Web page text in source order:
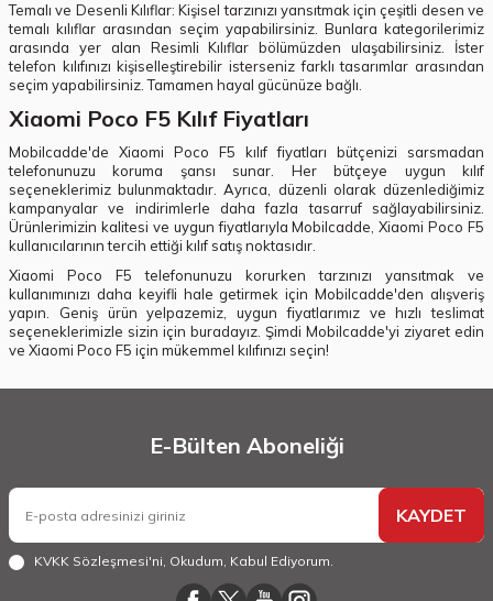
Temalı ve Desenli Kılıflar: Kişisel tarzınızı yansıtmak için çeşitli desen ve
temalı kılıflar arasından seçim yapabilirsiniz. Bunlara kategorilerimiz
arasında yer alan Resimli Kılıflar bölümüzden ulaşabilirsiniz. İster
telefon kılıfınızı kişiselleştirebilir isterseniz farklı tasarımlar arasından
seçim yapabilirsiniz. Tamamen hayal gücünüze bağlı.
Xiaomi Poco F5 Kılıf Fiyatları
Mobilcadde'de Xiaomi Poco F5 kılıf fiyatları bütçenizi sarsmadan
telefonunuzu koruma şansı sunar. Her bütçeye uygun kılıf
seçeneklerimiz bulunmaktadır. Ayrıca, düzenli olarak düzenlediğimiz
kampanyalar ve indirimlerle daha fazla tasarruf sağlayabilirsiniz.
Ürünlerimizin kalitesi ve uygun fiyatlarıyla Mobilcadde, Xiaomi Poco F5
kullanıcılarının tercih ettiği kılıf satış noktasıdır.
Xiaomi Poco F5 telefonunuzu korurken tarzınızı yansıtmak ve
kullanımınızı daha keyifli hale getirmek için Mobilcadde'den alışveriş
yapın. Geniş ürün yelpazemiz, uygun fiyatlarımız ve hızlı teslimat
seçeneklerimizle sizin için buradayız. Şimdi Mobilcadde'yi ziyaret edin
ve Xiaomi Poco F5 için mükemmel kılıfınızı seçin!
E-Bülten Aboneliği
KAYDET
KVKK Sözleşmesi'ni, Okudum, Kabul Ediyorum.